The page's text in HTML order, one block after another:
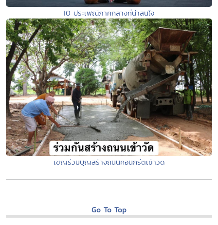
10 ประเพณีภาคกลางที่น่าสนใจ
เชิญร่วมบุญสร้างถนนคอนกรีตเข้าวัด
Go To Top